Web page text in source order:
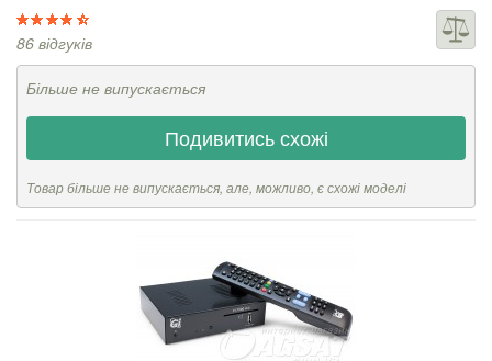
86 відгуків
Більше не випускається
Подивитись схожі
Товар більше не випускається, але, можливо, є схожі моделі